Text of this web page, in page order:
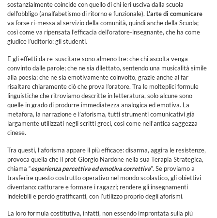
sostanzialmente coincide con quello di chi ieri usciva dalla scuola
dell’obbligo (analfabetismo di ritorno e funzionale). L’arte di comunicare
va forse ri-messa al servizio della comunità, quindi anche della Scuola;
così come va ripensata l’efficacia dell’oratore-insegnante, che ha come
giudice l’uditorio: gli studenti.
E gli effetti da re-suscitare sono almeno tre: che chi ascolta venga
convinto dalle parole; che ne sia dilettato, sentendo una musicalità simile
alla poesia; che ne sia emotivamente coinvolto, grazie anche al far
risaltare chiaramente ciò che prova l’oratore. Tra le molteplici formule
linguistiche che ritroviamo descritte in letteratura, solo alcune sono
quelle in grado di produrre immediatezza analogica ed emotiva. La
metafora, la narrazione e l’aforisma, tutti strumenti comunicativi già
largamente utilizzati negli scritti greci, così come nell’antica saggezza
cinese.
Tra questi, l’aforisma appare il più efficace: disarma, aggira le resistenze,
provoca quella che il prof. Giorgio Nardone nella sua Terapia Strategica,
chiama “esperienza percettiva ed emotiva correttiva”. Se proviamo a
trasferire questo costrutto operativo nel mondo scolastico, gli obiettivi
diventano: catturare e formare i ragazzi; rendere gli insegnamenti
indelebili e perciò gratificanti, con l’utilizzo proprio degli aforismi.
La loro formula costitutiva, infatti, non essendo improntata sulla più